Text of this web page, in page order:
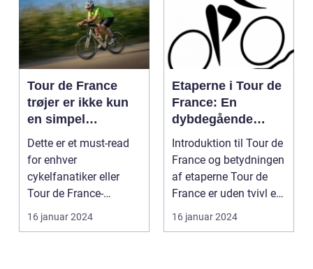
Tour de France
trøjer er ikke kun
en simpel
beklædningsgenst
and til
cykelryttere; de
bærer symbolik og
rækker langt ud
over selve løbet
Dette er et must-read
for enhver
cykelfanatiker eller
Tour de France-
entusiast, der ønsker at
forstå...
16 januar 2024
Etaperne i Tour de
France: En
dybdegående
gennemgang af
verdens mest
prestigefyldte
cykelløb
Introduktion til Tour de
France og betydningen
af etaperne Tour de
France er uden tvivl et
af verde...
16 januar 2024